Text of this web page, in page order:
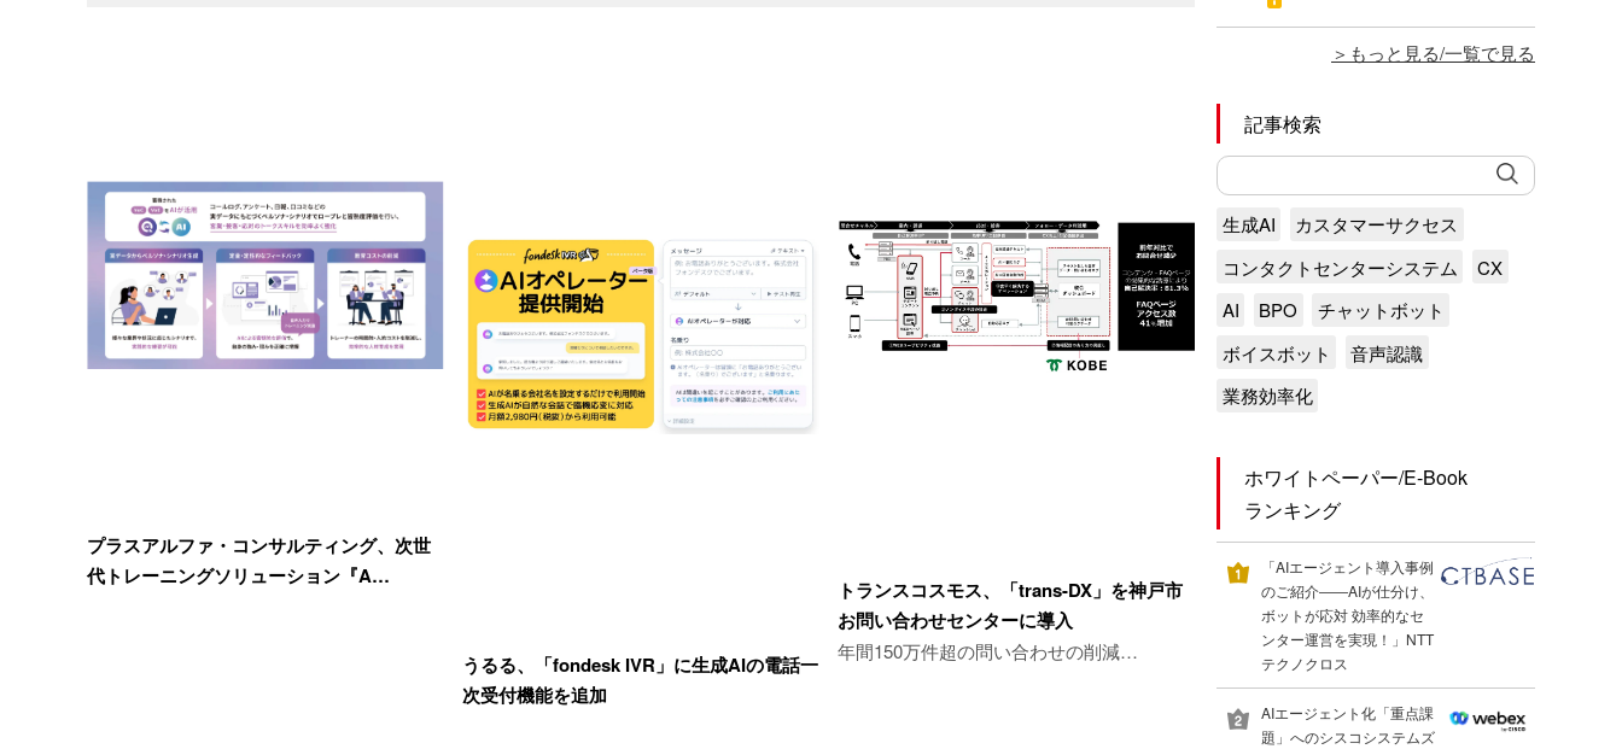
プラスアルファ・コンサルティング、次世
代トレーニングソリューション『A…
うるる、「fondesk IVR」に生成AIの電話一
次受付機能を追加
トランスコスモス、「trans-DX」を神戸市
お問い合わせセンターに導入
年間150万件超の問い合わせの削減…
もっと見る/一覧で見る
記事検索
生成AI
カスタマーサクセス
コンタクトセンターシステム
CX
AI
BPO
チャットボット
ボイスボット
音声認識
業務効率化
ホワイトペーパー/E-Book
ランキング
「AIエージェント導入事例
のご紹介――AIが仕分け、
ボットが応対 効率的なセ
ンター運営を実現！」NTT
テクノクロス
AIエージェント化「重点課
題」へのシスコシステムズ